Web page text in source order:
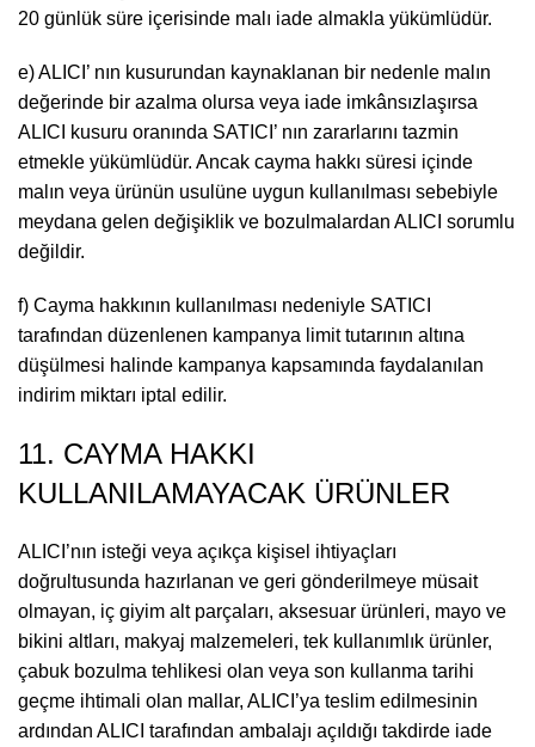
20 günlük süre içerisinde malı iade almakla yükümlüdür.
e) ALICI’ nın kusurundan kaynaklanan bir nedenle malın
değerinde bir azalma olursa veya iade imkânsızlaşırsa
ALICI kusuru oranında SATICI’ nın zararlarını tazmin
etmekle yükümlüdür. Ancak cayma hakkı süresi içinde
malın veya ürünün usulüne uygun kullanılması sebebiyle
meydana gelen değişiklik ve bozulmalardan ALICI sorumlu
değildir.
f) Cayma hakkının kullanılması nedeniyle SATICI
tarafından düzenlenen kampanya limit tutarının altına
düşülmesi halinde kampanya kapsamında faydalanılan
indirim miktarı iptal edilir.
11. CAYMA HAKKI
KULLANILAMAYACAK ÜRÜNLER
ALICI’nın isteği veya açıkça kişisel ihtiyaçları
doğrultusunda hazırlanan ve geri gönderilmeye müsait
olmayan, iç giyim alt parçaları, aksesuar ürünleri, mayo ve
bikini altları, makyaj malzemeleri, tek kullanımlık ürünler,
çabuk bozulma tehlikesi olan veya son kullanma tarihi
geçme ihtimali olan mallar, ALICI’ya teslim edilmesinin
ardından ALICI tarafından ambalajı açıldığı takdirde iade